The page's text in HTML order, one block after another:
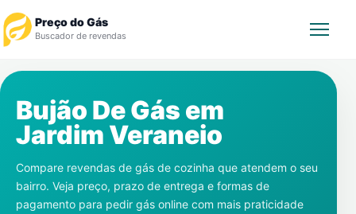
Preço do Gás
Buscador de revendas
Revendedor
Notícias
Bujão De Gás em
Jardim Veraneio
Compare revendas de gás de cozinha que atendem o seu
bairro. Veja preço, prazo de entrega e formas de
pagamento para pedir gás online com mais praticidade